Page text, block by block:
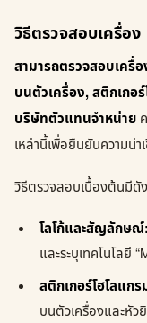
วิธีตรวจสอบเครื่อ
สามารถตรวจสอบเค
บนตัวเครื่อง, สติกเกอ
บริษัทตัวแทนจำหน่าย
เหล่านี้เพื่อยืนยันความน่า
วิธีตรวจสอบเบื้องต้นมีดั
โลโก้และสัญลักษณ์:
และระบุเทคโนโลยี
สติกเกอร์โฮโลแกร
บนตัวเครื่องและหัว